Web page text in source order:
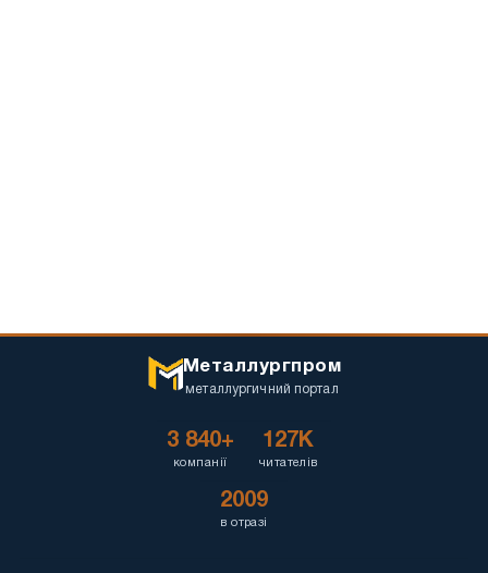
Металлургпром
металлургичний портал
3 840+
компанії
127K
читателів
2009
в отразі